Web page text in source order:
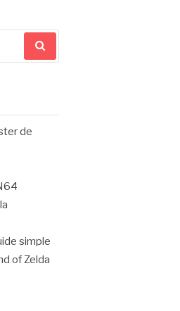
de
simple
of Zelda